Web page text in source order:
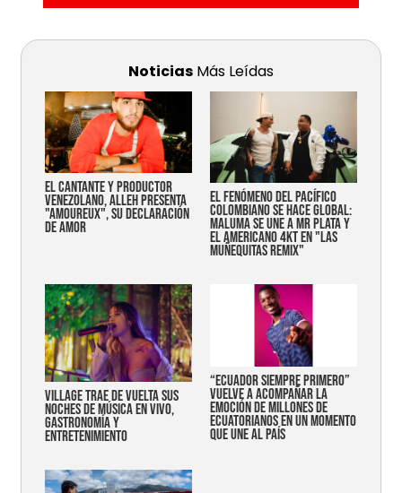
Noticias Más Leídas
EL CANTANTE Y PRODUCTOR
VENEZOLANO, ALLEH PRESENTA
"AMOUREUX", SU DECLARACIÓN
DE AMOR
EL FENÓMENO DEL PACÍFICO
COLOMBIANO SE HACE GLOBAL:
MALUMA SE UNE A MR PLATA Y
EL AMERICANO 4KT EN "LAS
MUÑEQUITAS REMIX"
Village trae de vuelta sus
noches de música en vivo,
gastronomía y
entretenimiento
“Ecuador siempre primero”
vuelve a acompañar la
emoción de millones de
ecuatorianos en un momento
que une al país